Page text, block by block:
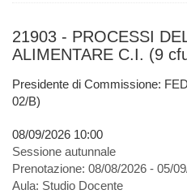
21903 - PROCESSI
ALIMENTARE C.I. (9
Presidente di Commissione:
02/B)
08/09/2026 10:00
Sessione autunnale
Prenotazione: 08/08/2026 - 05/
Aula: Studio Docente